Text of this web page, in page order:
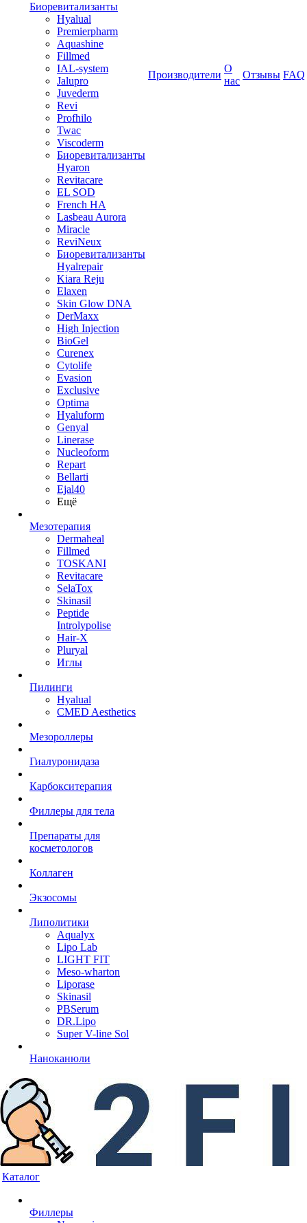
Биоревитализанты
Hyalual
Premierpharm
Aquashine
Fillmed
IAL-system
Jalupro
Juvederm
Revi
Profhilo
Twac
Viscoderm
Биоревитализанты
Hyaron
Revitacare
EL SOD
French HA
Lasbeau Aurora
Miracle
ReviNeux
Биоревитализанты
Hyalrepair
Kiara Reju
Elaxen
Skin Glow DNA
DerMaxx
High Injection
BioGel
Curenex
Cytolife
Evasion
Exclusive
Optima
Hyaluform
Genyal
Linerase
Nucleoform
Repart
Bellarti
Ejal40
Ещё
Мезотерапия
Dermaheal
Fillmed
TOSKANI
Revitacare
SelaTox
Skinasil
Peptide
Introlypolise
Hair-X
Pluryal
Иглы
Пилинги
Hyalual
CMED Aesthetics
Мезороллеры
Гиалуронидаза
Карбокситерапия
Филлеры для тела
Препараты для
косметологов
Коллаген
Экзосомы
Липолитики
Aqualyx
Lipo Lab
LIGHT FIT
Meso-wharton
Liporase
Skinasil
PBSerum
DR.Lipo
Super V-line Sol
Наноканюли
Производители
О
нас
Отзывы FAQ
Каталог
Филлеры